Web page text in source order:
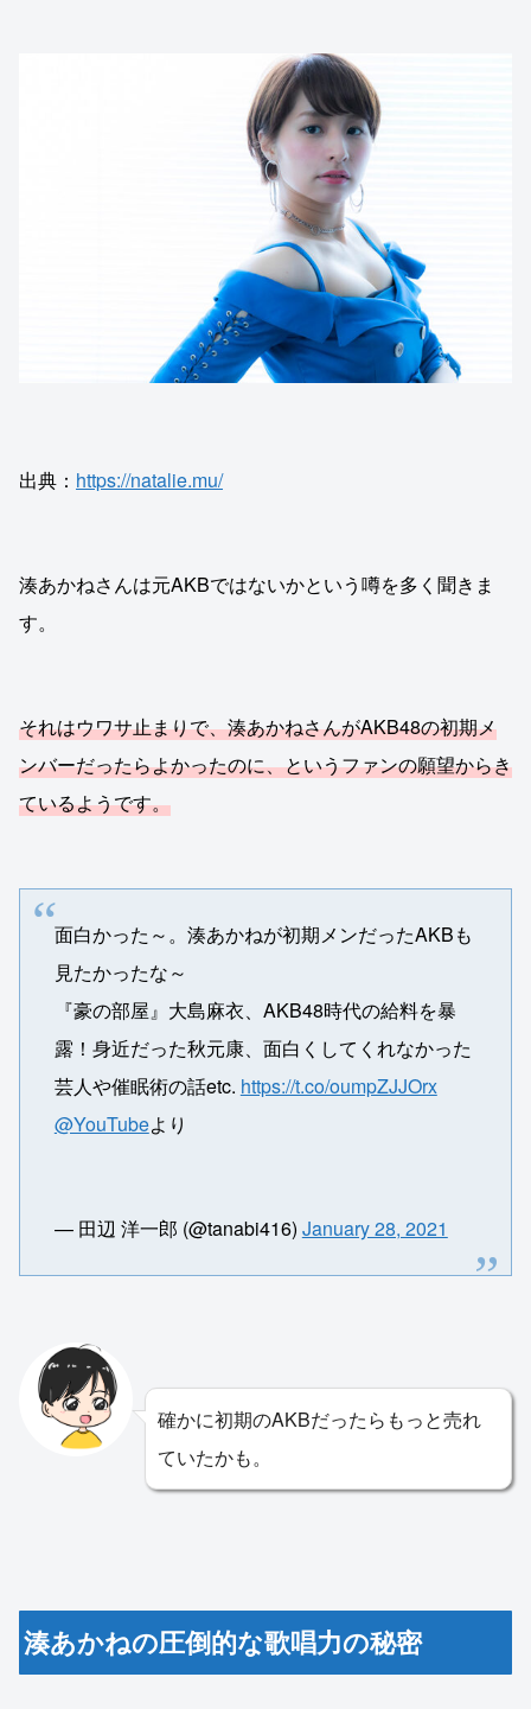
出典： https://natalie.mu/
湊あかねさんは元AKBではないかという噂を多く聞きま
す。
それはウワサ止まりで、湊あかねさんがAKB48の初期メ
ンバーだったらよかったのに、というファンの願望からき
ているようです。
面白かった～。湊あかねが初期メンだったAKBも
見たかったな～
『豪の部屋』大島麻衣、AKB48時代の給料を暴
露！身近だった秋元康、面白くしてくれなかった
芸人や催眠術の話etc. https://t.co/oumpZJJOrx
@YouTubeより
— 田辺 洋一郎 (@tanabi416) January 28, 2021
確かに初期のAKBだったらもっと売れ
ていたかも。
湊あかねの圧倒的な歌唱力の秘密